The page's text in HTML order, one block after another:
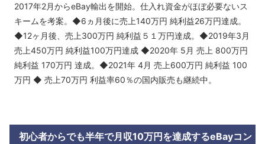
2017年2月からeBay輸出を開始。仕入れ資金がほぼ必要ないス
キームを考案。◆6ヵ月後に売上140万円 純利益26万円達成。
◆12ヶ月後、売上300万円 純利益５１万円達成。◆2019年3月
売上450万円 純利益100万円達成 ◆2020年 5月 売上 800万円
純利益 170万円 達成。◆2021年 4月 売上600万円 純利益 100
万円 ◆ 売上70万円 利益率60％の国内販売も継続中。
初心者からでも半年で月収10万円を達成するeBayコン